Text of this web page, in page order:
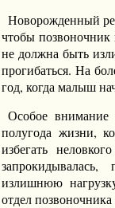
Новорожденный
чтобы позвоночник
не должна быть
прогибаться. На
год, когда малыш
Особое внимание
полугода жизни,
избегать
излишнюю
отдел